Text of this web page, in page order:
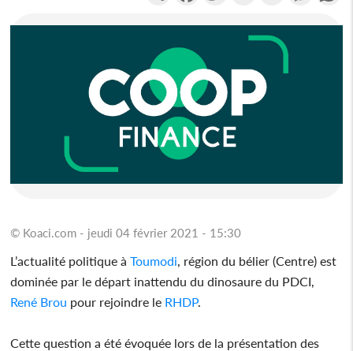
© Koaci.com - jeudi 04 février 2021 - 15:30
L’actualité politique àToumodi , région du bélier (Centre) est
dominée par le départ inattendu du dinosaure du PDCI,
René Brou pour rejoindre le RHDP.
Cette question a été évoquée lors de la présentation des